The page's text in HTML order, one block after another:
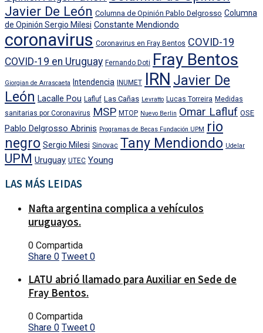
Javier De León Columna de Opinión Pablo Delgrosso Columna
de Opinión Sergio Milesi Constante Mendiondo
coronavirus Coronavirus en Fray Bentos COVID-19
COVID-19 en Uruguay Fernando Doti Fray Bentos
Giorgian de Arrascaeta Intendencia INUMET IRN Javier De
León Lacalle Pou Lafluf Las Cañas Levratto Lucas Torreira Medidas
sanitarias por Coronavirus MSP MTOP Nuevo Berlin Omar Lafluf OSE
Pablo Delgrosso Abrinis Programas de Becas Fundación UPM
rio
negro Sergio Milesi Sinovac Tany Mendiondo Udelar
UPM Uruguay UTEC Young
LAS MÁS LEIDAS
Nafta argentina complica a vehículos
uruguayos.
0 Compartida
Share 0 Tweet 0
LATU abrió llamado para Auxiliar en Sede de
Fray Bentos.
0 Compartida
Share 0 Tweet 0